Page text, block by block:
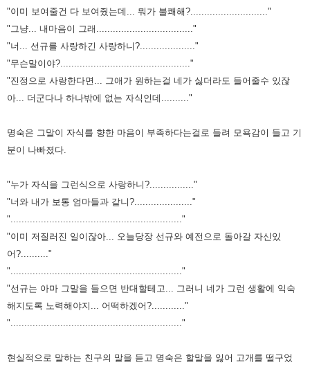
"이미 보여줄건 다 보여줬는데... 뭐가 불쾌해?............................"
"그냥... 내마음이 그래..................................."
"너... 선규를 사랑하긴 사랑하니?...................."
"무슨말이야?..............................................."
"진정으로 사랑한다면... 그애가 원하는걸 네가 싫더라도 들어줄수 있잖
아... 더군다나 하나밖에 없는 자식인데.........."
명숙은 그말이 자식를 향한 마음이 부족하다는걸로 들려 모욕감이 들고 기
분이 나빠졌다.
"누가 자식을 그런식으로 사랑하니?................"
"너와 내가 보통 엄마들과 같니?....................."
".............................................................."
"이미 저질러진 일이잖아... 오늘당장 선규와 예전으로 돌아갈 자신있
어?.........."
".............................................................."
"선규는 아마 그말을 들으면 반대할테고... 그러니 네가 그런 생활에 익숙
해지도록 노력해야지... 어떡하겠어?............"
".............................................................."
현실적으로 말하는 친구의 말을 듣고 명숙은 할말을 잃어 고개를 떨구었